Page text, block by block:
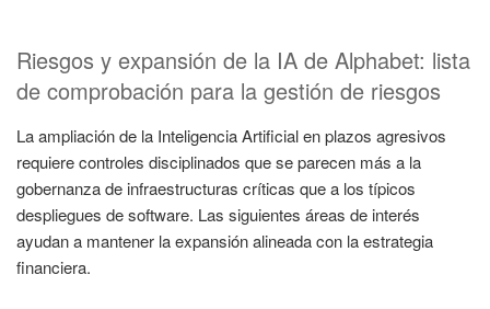
Riesgos y expansión de la IA de Alphabet: lista
de comprobación para la gestión de riesgos
La ampliación de la Inteligencia Artificial en plazos agresivos
requiere controles disciplinados que se parecen más a la
gobernanza de infraestructuras críticas que a los típicos
despliegues de software. Las siguientes áreas de interés
ayudan a mantener la expansión alineada con la estrategia
financiera.